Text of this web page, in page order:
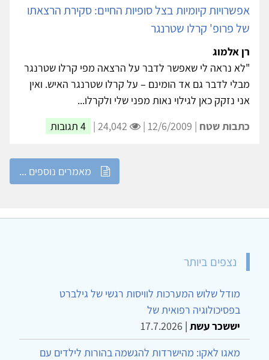
אפשרויות קיומיות בצל סופיות החיים: סקירת הרצאתו
של פרופ' קרלו שטרנגר
רן אלמוג
"לא נראה לי שאפשר לדבר על הרצאה מפי קרלו שטרנגר
מבלי לדבר גם אד הומינם – על קרלו שטרנגר האיש. ואין
אני נזקק כאן לגילוי נאות מפני שלי ולקרלו...
כתבות שטח | 12/6/2009 | 4 תגובות
מאמרים נוספים ...
נצפים ביותר
מודל שלוש המערכות לוויסות רגשי של גילברט
בפסיכולוגיה רפואית של
יששכר עשת |
17.7.2026
מאגו לאקו: מהישרדות להגשמה בהורות לילדים עם